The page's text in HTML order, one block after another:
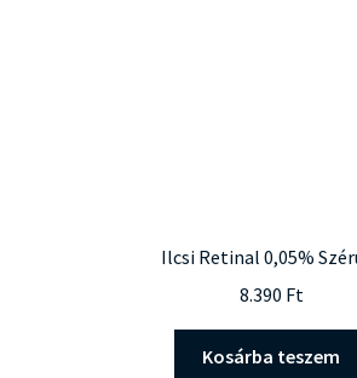
Ilcsi Retinal 0,05%
8.390 Ft
Kosárba teszem